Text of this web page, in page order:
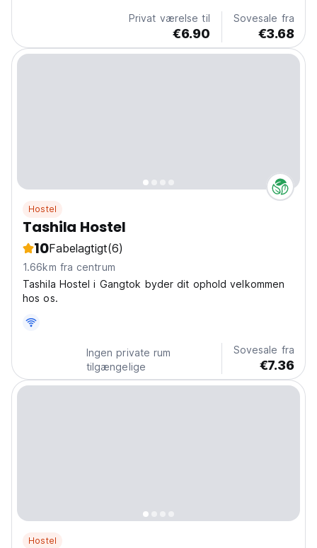
Privat værelse til
€6.90
Sovesale fra
€3.68
Hostel
Tashila Hostel
10Fabelagtigt(6)
1.66km fra centrum
Tashila Hostel i Gangtok byder dit ophold velkommen
hos os.
Ingen private rum
tilgængelige
Sovesale fra
€7.36
Hostel